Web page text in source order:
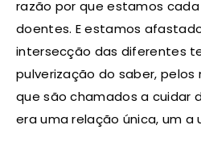
razão por que estamos
doentes. E estamos
intersecção das diferentes
pulverização do saber,
que são chamados a cuidar
era uma relação única, um a